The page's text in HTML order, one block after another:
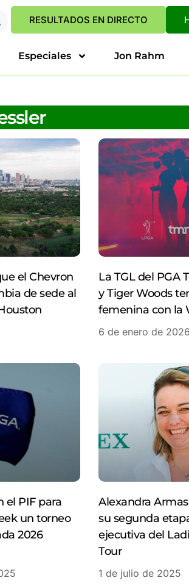
RESULTADOS EN DIRECTO
Especiales Jon Rahm
el Chevron
de sede al
La TGL del PGA
y Tiger Woods
femenina con la
6 de enero de 2026
el PIF para
un torneo
2026
Alexandra
su segunda
ejecutiva del
Tour
1 de julio de 2025